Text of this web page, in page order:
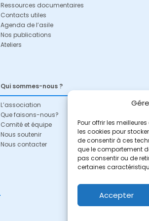
Pour offrir les
les cookies pour
de consentir à ces
que le comportement
pas consentir ou de
certaines
Accepter
Ressources documentaires
Contacts utiles
Agenda de l’asile
Nos publications
Ateliers
Qui sommes-nous ?
L’association
Que faisons-nous?
Comité et équipe
Nous soutenir
Nous contacter